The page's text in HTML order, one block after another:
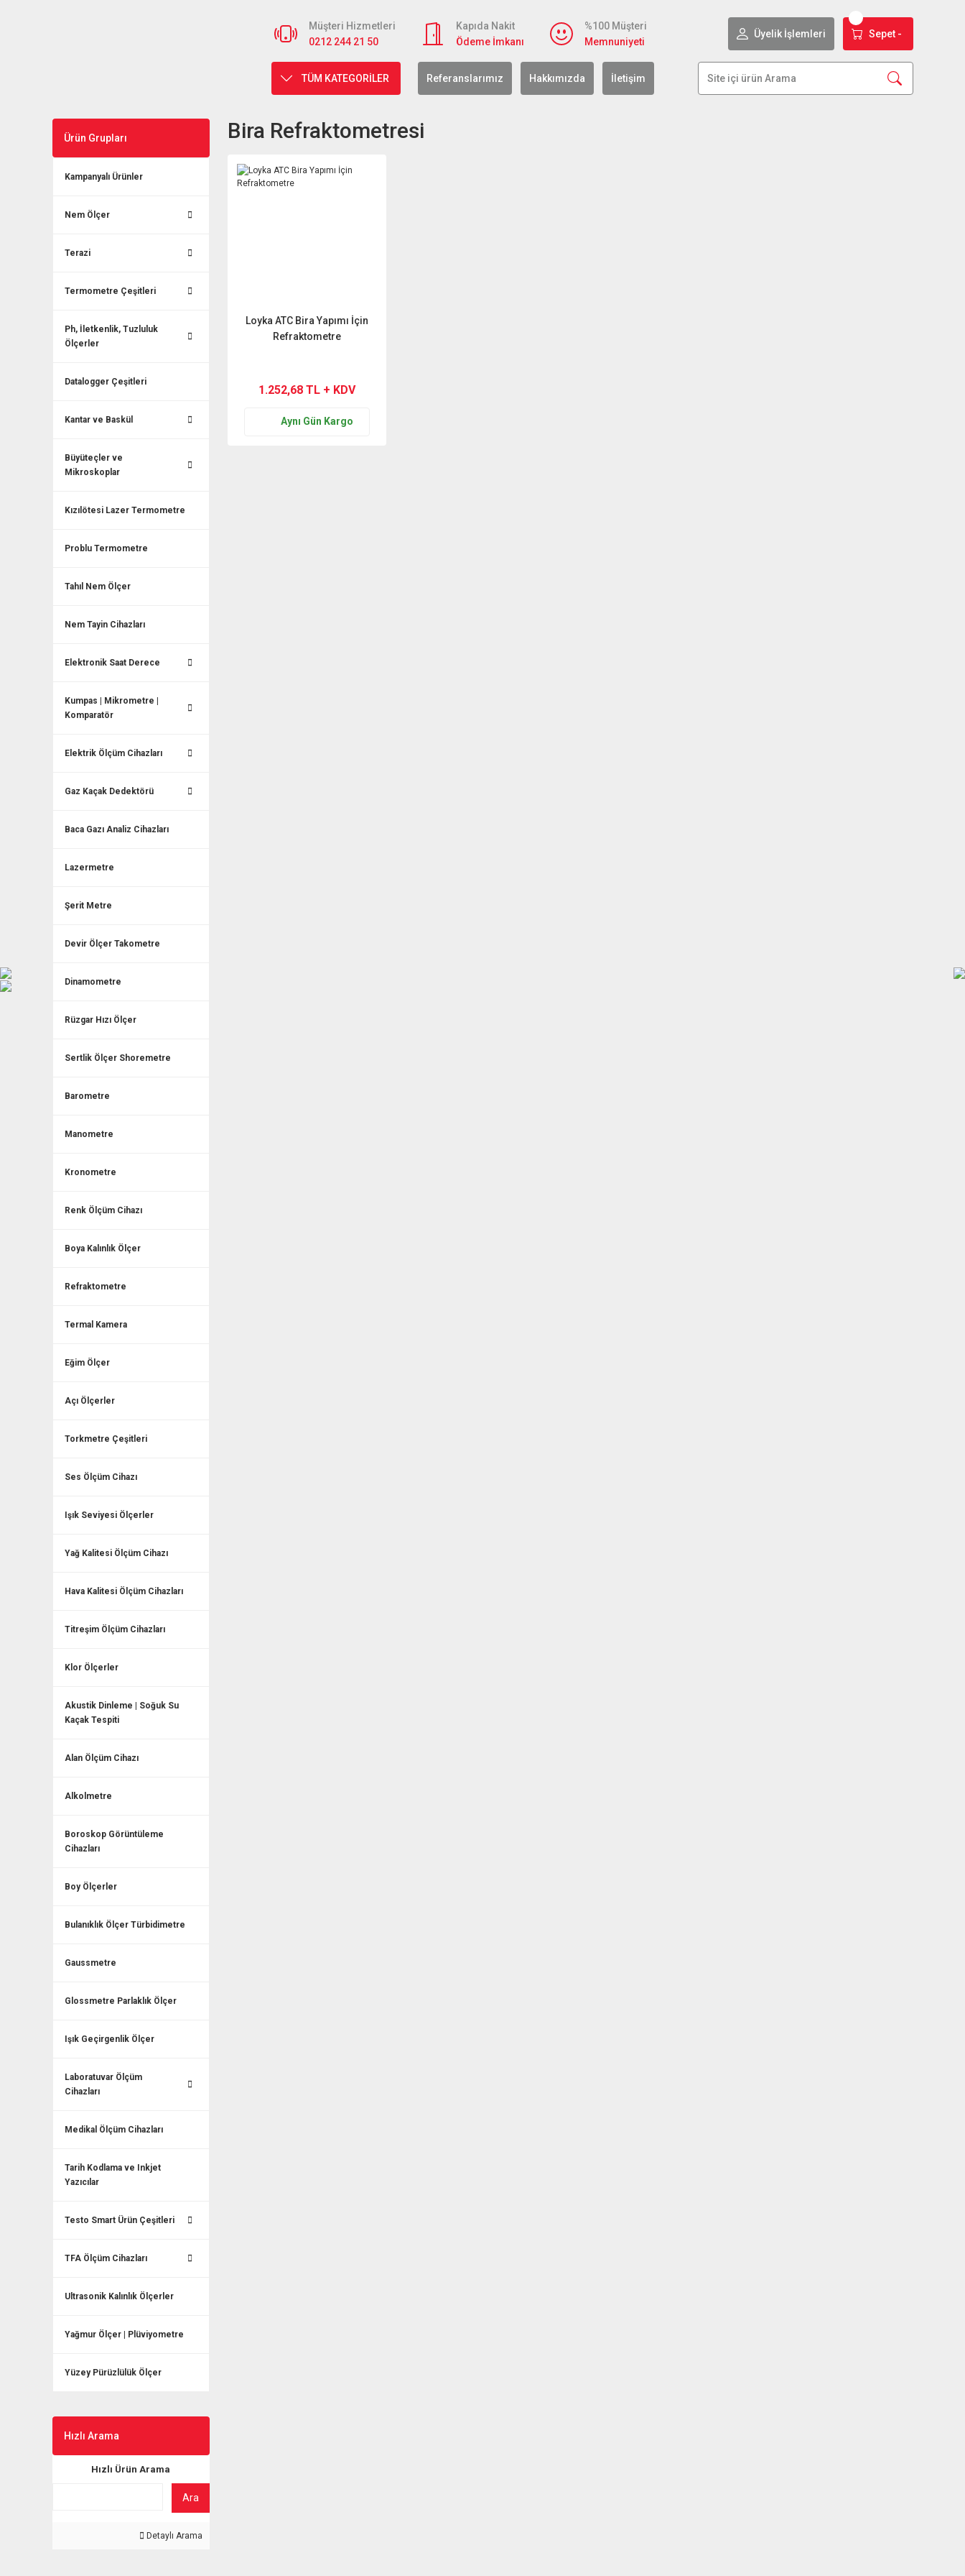
Müşteri Hizmetleri
0212 244 21 50
Kapıda Nakit
Ödeme İmkanı
%100 Müşteri
Memnuniyeti
Üyelik İşlemleri Sepet -
TÜM KATEGORİLER Referanslarımız Hakkımızda İletişim
Ürün Grupları
Kampanyalı Ürünler
Nem Ölçer
Terazi
Termometre Çeşitleri
Ph, İletkenlik, Tuzluluk
Ölçerler
Datalogger Çeşitleri
Kantar ve Baskül
Büyüteçler ve
Mikroskoplar
Kızılötesi Lazer Termometre
Problu Termometre
Tahıl Nem Ölçer
Nem Tayin Cihazları
Elektronik Saat Derece
Kumpas | Mikrometre |
Komparatör
Elektrik Ölçüm Cihazları
Gaz Kaçak Dedektörü
Baca Gazı Analiz Cihazları
Lazermetre
Şerit Metre
Devir Ölçer Takometre
Dinamometre
Rüzgar Hızı Ölçer
Sertlik Ölçer Shoremetre
Barometre
Manometre
Kronometre
Renk Ölçüm Cihazı
Boya Kalınlık Ölçer
Refraktometre
Termal Kamera
Eğim Ölçer
Açı Ölçerler
Torkmetre Çeşitleri
Ses Ölçüm Cihazı
Işık Seviyesi Ölçerler
Yağ Kalitesi Ölçüm Cihazı
Hava Kalitesi Ölçüm Cihazları
Titreşim Ölçüm Cihazları
Klor Ölçerler
Akustik Dinleme | Soğuk Su
Kaçak Tespiti
Alan Ölçüm Cihazı
Alkolmetre
Boroskop Görüntüleme
Cihazları
Boy Ölçerler
Bulanıklık Ölçer Türbidimetre
Gaussmetre
Glossmetre Parlaklık Ölçer
Işık Geçirgenlik Ölçer
Laboratuvar Ölçüm
Cihazları
Medikal Ölçüm Cihazları
Tarih Kodlama ve Inkjet
Yazıcılar
Testo Smart Ürün Çeşitleri
TFA Ölçüm Cihazları
Ultrasonik Kalınlık Ölçerler
Yağmur Ölçer | Plüviyometre
Yüzey Pürüzlülük Ölçer
Hızlı Arama
Hızlı Ürün Arama
Ara
Detaylı Arama
Bira Refraktometresi
Loyka ATC Bira Yapımı İçin
Refraktometre
1.252,68 TL + KDV
Aynı Gün Kargo